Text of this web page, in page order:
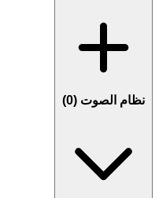
نظام الصوت (0
)